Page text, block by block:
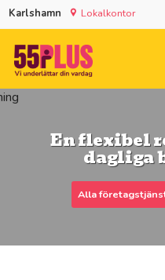
Karlshamn Lokalkontor
En flexibel
dagliga
Alla